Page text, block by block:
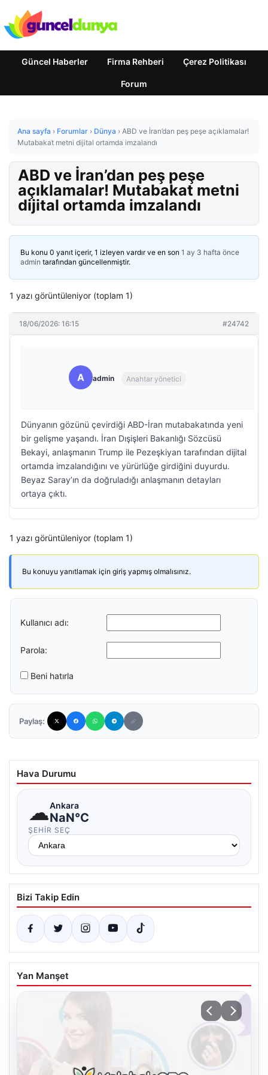
Güncel Haberler Firma Rehberi Çerez Politikası
Forum
Ana sayfa › Forumlar › Dünya › ABD ve İran’dan peş peşe açıklamalar!
Mutabakat metni dijital ortamda imzalandı
ABD ve İran’dan peş peşe
açıklamalar! Mutabakat metni
dijital ortamda imzalandı
Bu konu 0 yanıt içerir, 1 izleyen vardır ve en son 1 ay 3 hafta önce
admin tarafından güncellenmiştir.
1 yazı görüntüleniyor (toplam 1)
18/06/2026: 16:15 #24742
A admin Anahtar yönetici
Dünyanın gözünü çevirdiği ABD-İran mutabakatında yeni
bir gelişme yaşandı. İran Dışişleri Bakanlığı Sözcüsü
Bekayi, anlaşmanın Trump ile Pezeşkiyan tarafından dijital
ortamda imzalandığını ve yürürlüğe girdiğini duyurdu.
Beyaz Saray’ın da doğruladığı anlaşmanın detayları
ortaya çıktı.
1 yazı görüntüleniyor (toplam 1)
Bu konuyu yanıtlamak için giriş yapmış olmalısınız.
Kullanıcı adı:
Parola:
Beni hatırla
Paylaş:
Hava Durumu
☁Ankara
NaN°C
ŞEHIR SEÇ
Bizi Takip Edin
Yan Manşet